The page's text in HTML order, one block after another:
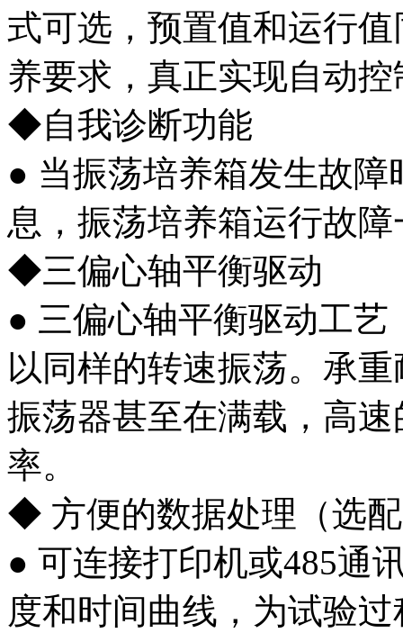
式可选，预置值和运行
养要求，真正实现自动
◆自我诊断功能
● 当振荡培养箱发生故
息，振荡培养箱运行故
◆三偏心轴平衡驱动
● 三偏心轴平衡驱动工
以同样的转速振荡。承
振荡器甚至在满载，高
率。
◆ 方便的数据处理（选
● 可连接打印机或485通
度和时间曲线，为试验